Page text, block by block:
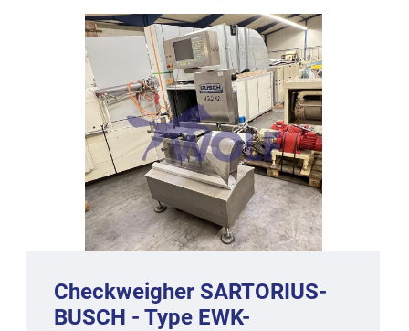
Checkweigher SARTORIUS-
BUSCH - Type EWK-